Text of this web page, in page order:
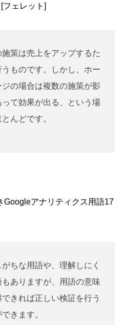
フェレット]
施策は売上をアップするた
うものです。しかし、ホー
ジの場合は複数の施策が影
って効果が出る、という場
んどです。
Googleアナリティクス用語17
ちな用語や、理解しにく
もありますが、用語の意味
できれば正しい検証を行う
きます。